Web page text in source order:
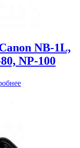
NB-1L,
NP-100